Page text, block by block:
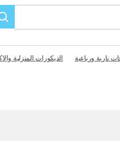
نارية ورباعية الديكورات المنزلية